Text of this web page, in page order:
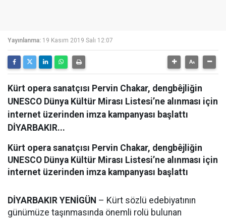
Yayınlanma: 19 Kasım 2019 Salı 12:07
Kürt opera sanatçısı Pervin Chakar, dengbêjliğin
UNESCO Dünya Kültür Mirası Listesi’ne alınması için
internet üzerinden imza kampanyası başlattı
DİYARBAKIR...
Kürt opera sanatçısı Pervin Chakar, dengbêjliğin
UNESCO Dünya Kültür Mirası Listesi’ne alınması için
internet üzerinden imza kampanyası başlattı
DİYARBAKIR YENİGÜN – Kürt sözlü edebiyatının
günümüze taşınmasında önemli rolü bulunan